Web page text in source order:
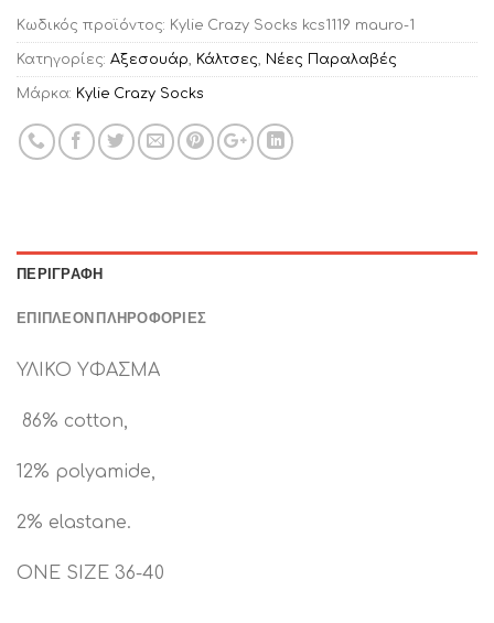
Κωδικός προϊόντος: Kylie Crazy Socks kcs1119 mauro-1
Κατηγορίες: Αξεσουάρ Κάλτσες Νέες Παραλαβές
Μάρκα: Kylie Crazy Socks
ΠΕΡΙΓΡΑΦΉ
ΕΠΙΠΛΈΟΝ ΠΛΗΡΟΦΟΡΊΕΣ
ΥΛΙΚΟ ΥΦΑΣΜΑ
86% cotton,
12% polyamide,
2% elastane.
ONE SIZE 36-40